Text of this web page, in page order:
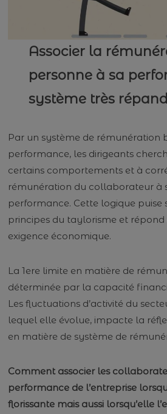
Associer la
personne à sa
système très
Par un système de rémunération
performance, les dirigeants
certains comportements et à
rémunération du collaborateur à
performance. Cette logique puise
principes du taylorisme et
exigence économique.
La 1ere limite en matière de
déterminée par la capacité
Les fluctuations d’activité du
lequel elle évolue, impacte la
en matière de système de
Comment associer les
performance de l’entreprise
florissante mais aussi lorsqu’elle